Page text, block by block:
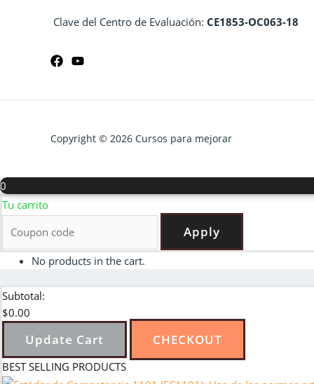
Clave del Centro de Evaluación: CE1853-OC063-18
Copyright © 2026 Cursos para mejorar
0
Tu carrito
Apply
No products in the cart.
Subtotal:
$0.00
Update Cart CHECKOUT
BEST SELLING PRODUCTS